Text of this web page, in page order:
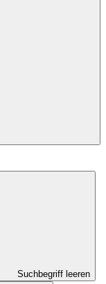
Suchbegriff leeren